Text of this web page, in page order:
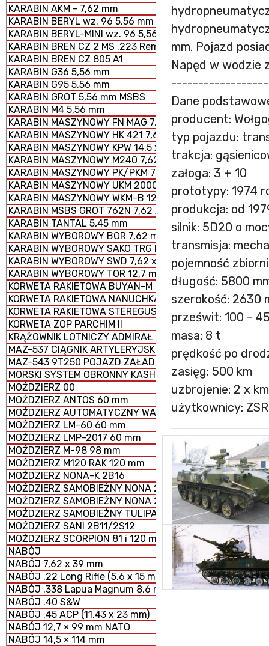
KARABIN AKM - 7,62 mm
KARABIN BERYL wz. 96 5,56 mm SZTURMOWY
KARABIN BERYL-MINI wz. 96 5,56 mm SZTURMOWY
KARABIN BREN CZ 2 MS .223 Rem.
KARABIN BREN CZ 805 A1
KARABIN G36 5,56 mm
KARABIN G95 5,56 mm
KARABIN GROT 5,56 mm MSBS
KARABIN M4 5,56 mm
KARABIN MASZYNOWY FN MAG 7,62 × 51 mm
KARABIN MASZYNOWY HK 421 7,62 x 51 mm
KARABIN MASZYNOWY KPW 14,5 x 114 mm
KARABIN MASZYNOWY M240 7,62 × 51 mm
KARABIN MASZYNOWY PK/PKM 7,62 x 54 mm
KARABIN MASZYNOWY UKM 2000 P 7,62 x 51 mm
KARABIN MASZYNOWY WKM-B 12,7 x 99 mm
KARABIN MSBS GROT 762N 7,62 X 51 mm
KARABIN TANTAL 5,45 mm
KARABIN WYBOROWY BOR 7,62 mm
KARABIN WYBOROWY SAKO TRG M 10
KARABIN WYBOROWY SWD 7,62 x 54 mm R
KARABIN WYBOROWY TOR 12,7 mm
KORWETA RAKIETOWA BUYAN-M
KORWETA RAKIETOWA NANUCHKA III
KORWETA RAKIETOWA STEREGUSCHIY
KORWETA ZOP PARCHIM II
KRĄŻOWNIK LOTNICZY ADMIRAŁ KUZNIECOW
MAZ-537 CIĄGNIK ARTYLERYJSKI
MAZ-543 9T250 POJAZD ZAŁADOWCZY
MORSKI SYSTEM OBRONNY KASHTAN
MOŹDZIERZ 00
MOŹDZIERZ ANTOS 60 mm
MOŹDZIERZ AUTOMATYCZNY WASILOK 2B9
MOŹDZIERZ LM-60 60 mm
MOŹDZIERZ LMP-2017 60 mm
MOŹDZIERZ M-98 98 mm
MOŹDZIERZ M120 RAK 120 mm
MOŹDZIERZ NONA-K 2B16
MOŹDZIERZ SAMOBIEŻNY NONA 2S23-SWK
MOŹDZIERZ SAMOBIEŻNY NONA 2S9
MOŹDZIERZ SAMOBIEŻNY TULIPAN 2S4
MOŹDZIERZ SANI 2B11/2S12
MOŹDZIERZ SCORPION 81 i 120 mm MODUŁOWY SYSTEM
NABÓJ
NABÓJ 7,62 x 39 mm
NABÓJ .22 Long Rifle (5,6 x 15 mm)
NABÓJ .338 Lapua Magnum 8,6 mm
NABÓJ .40 S&W
NABÓJ .45 ACP (11,43 x 23 mm)
NABÓJ 12,7 × 99 mm NATO
NABÓJ 14,5 × 114 mm
mm. Pojazd
Napęd w wodzie
Dane
producent:
typ pojazdu:
trakcja:
załoga: 3 + 10
prototypy: 1974
produkcja: od
silnik: 5D20 o
transmisja:
pojemność
długość: 5800
szerokość: 2630
prześwit: 100 -
masa: 8 t
prędkość po
zasięg: 500 km
uzbrojenie: 2 x
użytkownicy: